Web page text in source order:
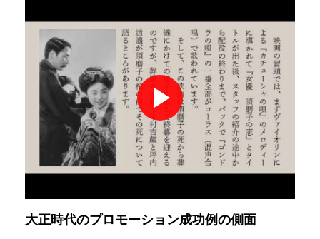
大正時代のプロモーション成功例の側面